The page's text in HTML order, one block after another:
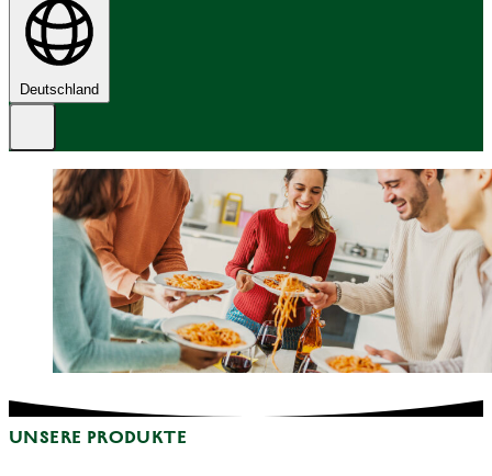
Deutschland
UNSERE PRODUKTE